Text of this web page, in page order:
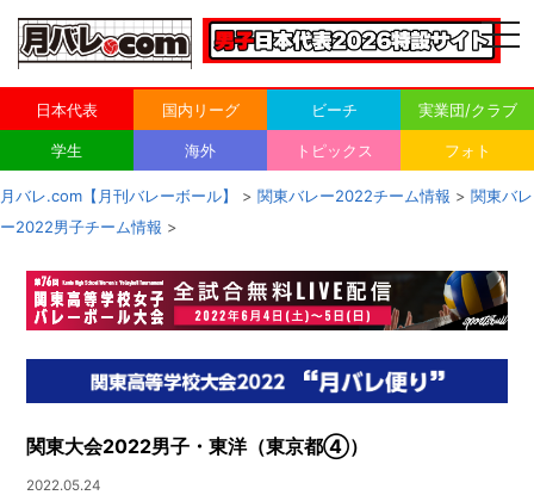
日本代表 国内リーグ ビーチ 実業団/クラブ
学生 海外 トピックス フォト
月バレ.com【月刊バレーボール】 > 関東バレー2022チーム情報 > 関東バレ
ー2022男子チーム情報 >
関東大会2022男子・東洋（東京都④）
2022.05.24